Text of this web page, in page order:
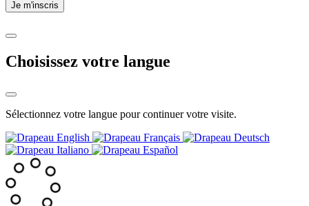
Choisissez votre langue
Sélectionnez votre langue pour continuer votre visite.